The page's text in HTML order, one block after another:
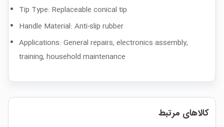
Tip Type: Replaceable conical tip
Handle Material: Anti-slip rubber
Applications: General repairs, electronics assembly,
training, household maintenance
کالاهای مرتبط